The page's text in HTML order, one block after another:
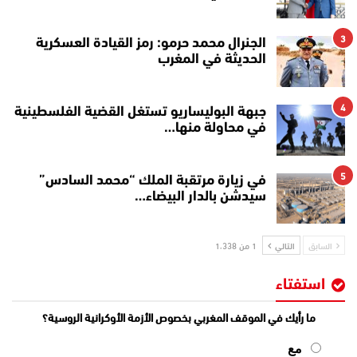
3
الجنرال محمد حرمو: رمز القيادة العسكرية
الحديثة في المغرب
4
جبهة البوليساريو تستغل القضية الفلسطينية
في محاولة منها…
5
في زيارة مرتقبة الملك “محمد السادس”
سيدشن بالدار البيضاء…
السابق التالي 1 من 1٬338
استفتاء
ما رأيك في الموقف المغربي بخصوص الأزمة الأوكرانية الروسية؟
مع